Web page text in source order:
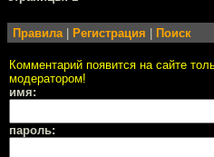
Правила | Регистрация | Поиск
Комментарий появится на сайте
модератором!
имя:
пароль: